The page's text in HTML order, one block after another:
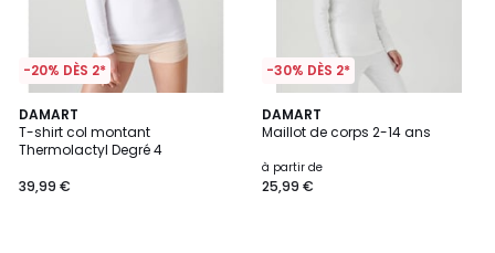
-20% DÈS 2*
DAMART
T-shirt col montant
Thermolactyl Degré 4
39,99 €
4,9
/ 5
2
Couleurs
-30% DÈS 2*
DAMART
Maillot de corps 2-14 ans
à partir de
25,99 €
5
/